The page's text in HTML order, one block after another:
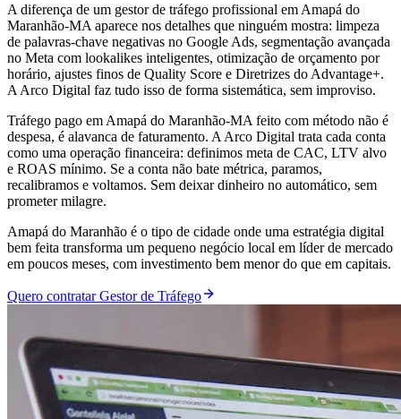
A diferença de um gestor de tráfego profissional em Amapá do
Maranhão-MA aparece nos detalhes que ninguém mostra: limpeza
de palavras-chave negativas no Google Ads, segmentação avançada
no Meta com lookalikes inteligentes, otimização de orçamento por
horário, ajustes finos de Quality Score e Diretrizes do Advantage+.
A Arco Digital faz tudo isso de forma sistemática, sem improviso.
Tráfego pago em Amapá do Maranhão-MA feito com método não é
despesa, é alavanca de faturamento. A Arco Digital trata cada conta
como uma operação financeira: definimos meta de CAC, LTV alvo
e ROAS mínimo. Se a conta não bate métrica, paramos,
recalibramos e voltamos. Sem deixar dinheiro no automático, sem
prometer milagre.
Amapá do Maranhão é o tipo de cidade onde uma estratégia digital
bem feita transforma um pequeno negócio local em líder de mercado
em poucos meses, com investimento bem menor do que em capitais.
Quero contratar Gestor de Tráfego